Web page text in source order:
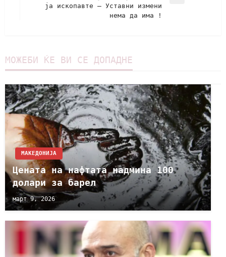
ја ископавте – Уставни измени
нема да има !
МОЖЕБИ ЌЕ ВИ СЕ ДОПАДНЕ
МАКЕДОНИЈА
Цената на нафтата надмина 100
долари за барел
март 9, 2026